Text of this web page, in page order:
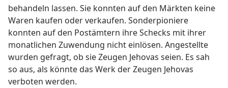
behandeln lassen. Sie konnten auf den Märkten keine
Waren kaufen oder verkaufen. Sonderpioniere
konnten auf den Postämtern ihre Schecks mit ihrer
monatlichen Zuwendung nicht einlösen. Angestellte
wurden gefragt, ob sie Zeugen Jehovas seien. Es sah
so aus, als könnte das Werk der Zeugen Jehovas
verboten werden.